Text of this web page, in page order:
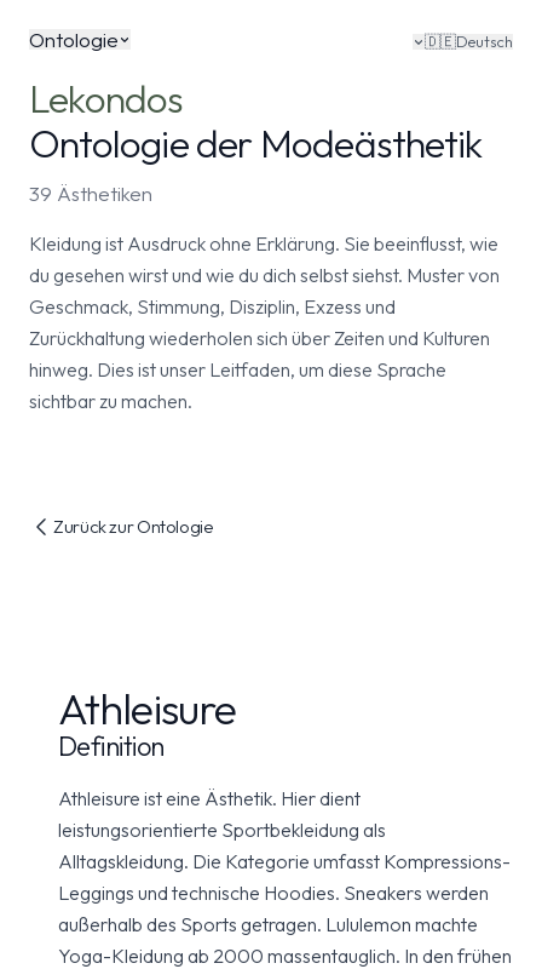
Ontologie 🇩🇪Deutsch
Lekondos
Ontologie der Modeästhetik
39 Ästhetiken
Kleidung ist Ausdruck ohne Erklärung. Sie beeinflusst, wie
du gesehen wirst und wie du dich selbst siehst. Muster von
Geschmack, Stimmung, Disziplin, Exzess und
Zurückhaltung wiederholen sich über Zeiten und Kulturen
hinweg. Dies ist unser Leitfaden, um diese Sprache
sichtbar zu machen.
Zurück zur Ontologie
Athleisure
Definition
Athleisure ist eine Ästhetik. Hier dient
leistungsorientierte Sportbekleidung als
Alltagskleidung. Die Kategorie umfasst Kompressions-
Leggings und technische Hoodies. Sneakers werden
außerhalb des Sports getragen. Lululemon machte
Yoga-Kleidung ab 2000 massentauglich. In den frühen